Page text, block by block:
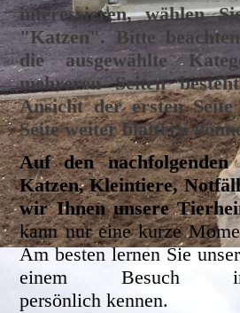
interessieren, wählen
"Katzen". Bitte
die ausgewählte
mehreren Seiten
Ansicht der ersten
Seite weiter blättern
Auf den nachfolgenden
Katzen, Kleintiere,
wir Ihnen unsere
kann nur eine kurze
Am besten lernen Sie
einem Besuch
persönlich kennen.